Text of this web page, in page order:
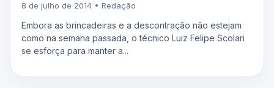
8 de julho de 2014 • Redação
Embora as brincadeiras e a descontração não estejam
como na semana passada, o técnico Luiz Felipe Scolari
se esforça para manter a...